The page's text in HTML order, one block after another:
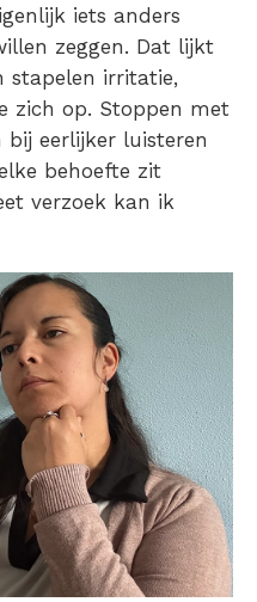
iets anders
zeggen. Dat lijkt
stapelen irritatie,
zich op. Stoppen met
eerlijker luisteren
behoefte zit
verzoek kan ik